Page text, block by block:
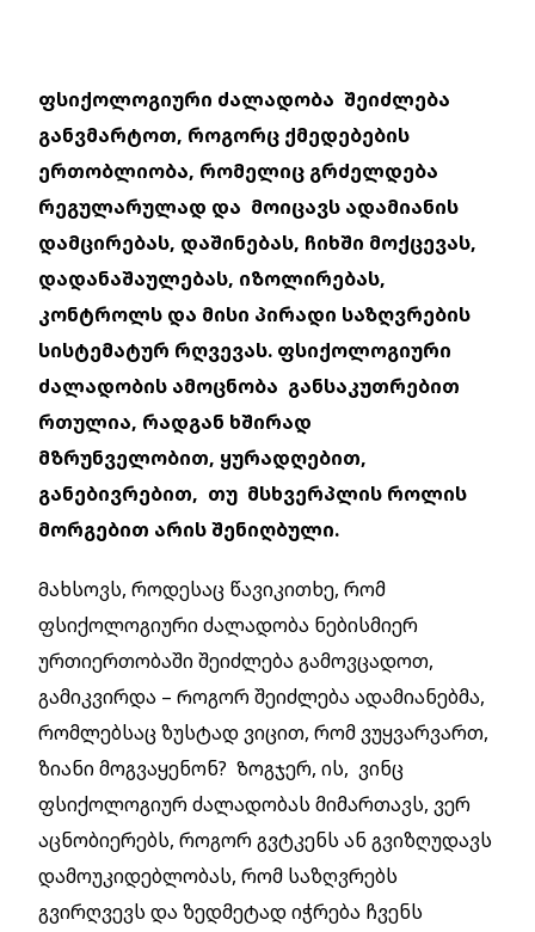
ფსიქოლოგიური ძალადობა შეიძლება
განვმარტოთ, როგორც ქმედებების
ერთობლიობა, რომელიც გრძელდება
რეგულარულად და მოიცავს ადამიანის
დამცირებას, დაშინებას, ჩიხში მოქცევას,
დადანაშაულებას, იზოლირებას,
კონტროლს და მისი პირადი საზღვრების
სისტემატურ რღვევას. ფსიქოლოგიური
ძალადობის ამოცნობა განსაკუთრებით
რთულია, რადგან ხშირად
მზრუნველობით, ყურადღებით,
განებივრებით, თუ მსხვერპლის როლის
მორგებით არის შენიღბული.
Მახსოვს, როდესაც წავიკითხე, რომ
ფსიქოლოგიური ძალადობა ნებისმიერ
ურთიერთობაში შეიძლება გამოვცადოთ,
გამიკვირდა – Როგორ შეიძლება ადამიანებმა,
რომლებსაც ზუსტად ვიცით, რომ ვუყვარვართ,
ზიანი მოგვაყენონ? Ზოგჯერ, ის, ვინც
ფსიქოლოგიურ ძალადობას მიმართავს, ვერ
აცნობიერებს, როგორ გვტკენს ან გვიზღუდავს
დამოუკიდებლობას, რომ საზღვრებს
გვირღვევს და ზედმეტად იჭრება ჩვენს